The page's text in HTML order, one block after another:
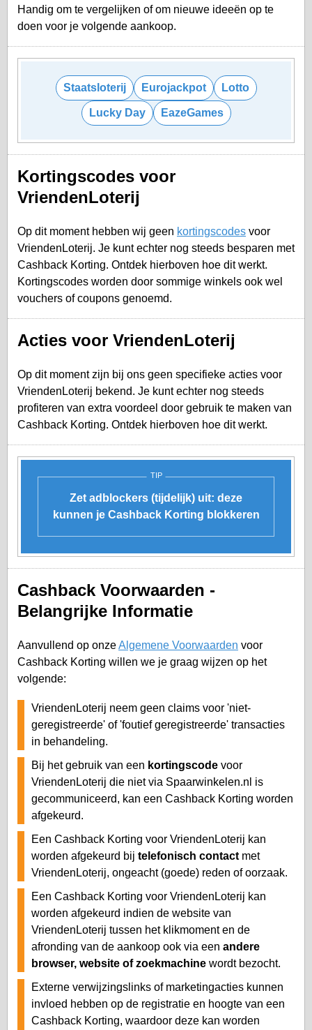
Handig om te vergelijken of om nieuwe ideeën op te
doen voor je volgende aankoop.
Staatsloterij Eurojackpot Lotto
Lucky Day EazeGames
Kortingscodes voor
VriendenLoterij
Op dit moment hebben wij geen kortingscodes voor
VriendenLoterij. Je kunt echter nog steeds besparen met
Cashback Korting. Ontdek hierboven hoe dit werkt.
Kortingscodes worden door sommige winkels ook wel
vouchers of coupons genoemd.
Acties voor VriendenLoterij
Op dit moment zijn bij ons geen specifieke acties voor
VriendenLoterij bekend. Je kunt echter nog steeds
profiteren van extra voordeel door gebruik te maken van
Cashback Korting. Ontdek hierboven hoe dit werkt.
TIP
Zet adblockers (tijdelijk) uit: deze
kunnen je Cashback Korting blokkeren
Cashback Voorwaarden -
Belangrijke Informatie
Aanvullend op onzeAlgemene Voorwaarden voor
Cashback Korting willen we je graag wijzen op het
volgende:
VriendenLoterij neem geen claims voor 'niet-
geregistreerde' of 'foutief geregistreerde' transacties
in behandeling.
Bij het gebruik van een kortingscode voor
VriendenLoterij die niet via Spaarwinkelen.nl is
gecommuniceerd, kan een Cashback Korting worden
afgekeurd.
Een Cashback Korting voor VriendenLoterij kan
worden afgekeurd bij telefonisch contact met
VriendenLoterij, ongeacht (goede) reden of oorzaak.
Een Cashback Korting voor VriendenLoterij kan
worden afgekeurd indien de website van
VriendenLoterij tussen het klikmoment en de
afronding van de aankoop ook via een andere
browser, website of zoekmachine wordt bezocht.
Externe verwijzingslinks of marketingacties kunnen
invloed hebben op de registratie en hoogte van een
Cashback Korting, waardoor deze kan worden